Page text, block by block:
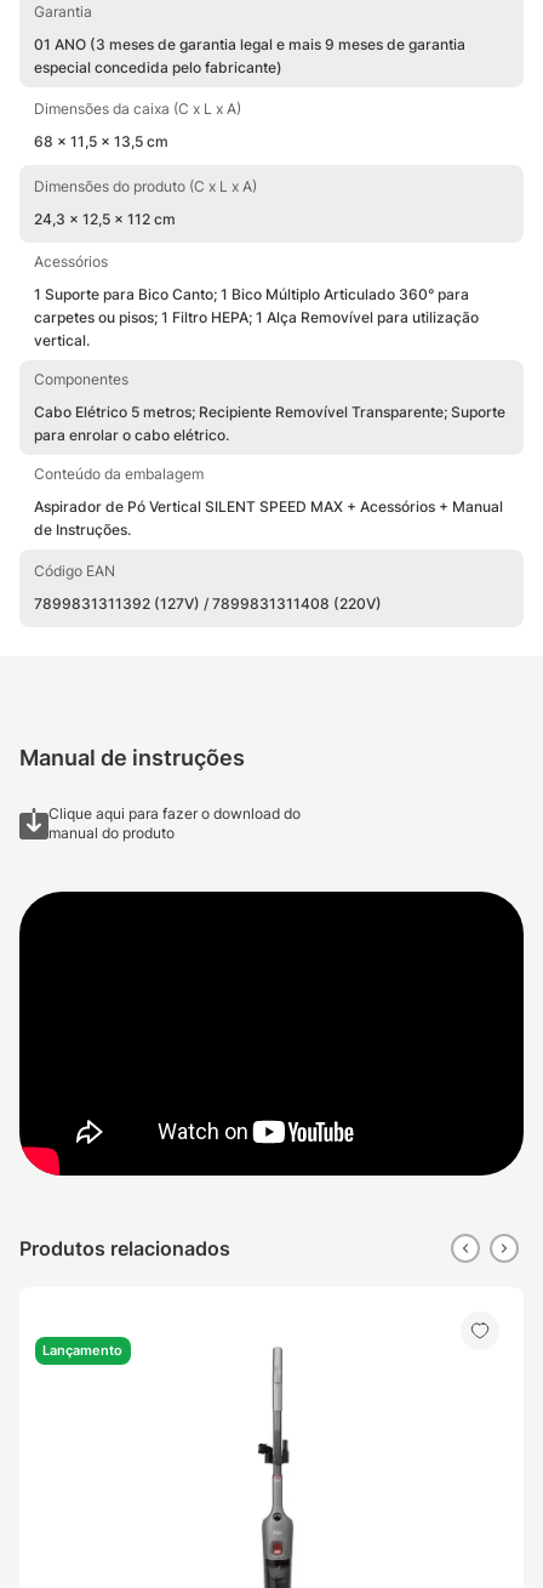
Garantia
01 ANO (3 meses de garantia legal e mais 9 meses de garantia
especial concedida pelo fabricante)
Dimensões da caixa (C x L x A)
68 x 11,5 x 13,5 cm
Dimensões do produto (C x L x A)
24,3 x 12,5 x 112 cm
Acessórios
1 Suporte para Bico Canto; 1 Bico Múltiplo Articulado 360° para
carpetes ou pisos; 1 Filtro HEPA; 1 Alça Removível para utilização
vertical.
Componentes
Cabo Elétrico 5 metros; Recipiente Removível Transparente; Suporte
para enrolar o cabo elétrico.
Conteúdo da embalagem
Aspirador de Pó Vertical SILENT SPEED MAX + Acessórios + Manual
de Instruções.
Código EAN
7899831311392 (127V) / 7899831311408 (220V)
Manual de instruções
Clique aqui para fazer o download do
manual do produto
Produtos relacionados
Lançamento